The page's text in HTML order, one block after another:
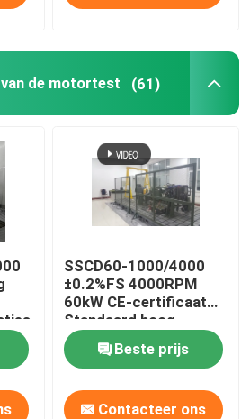
de motortest (61)
SSCD60-1000/4000
±0.2%FS 4000RPM
60kW CE-certificaat
Standaard hoog
nauwkeurig elektrisch
dynamometer testbank
systeem voor
dieselmotoren
Beste prijs
Contacteer ons